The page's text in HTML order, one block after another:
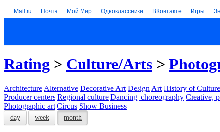
Mail.ru Почта Мой Мир Одноклассники ВКонтакте Игры
Rating > Culture/Arts >
Architecture Alternative Decorative Art Design Art History of
Producer centers Regional culture Dancing, choreography Creative,
Photographic art Circus Show Business
day week month